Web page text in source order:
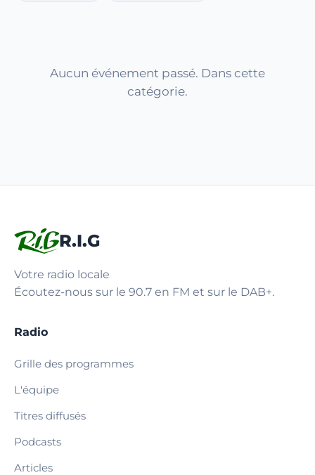
Aucun événement passé. Dans cette
catégorie.
R.I.G
Votre radio locale
Écoutez-nous sur le 90.7 en FM et sur le DAB+.
Radio
Grille des programmes
L'équipe
Titres diffusés
Podcasts
Articles